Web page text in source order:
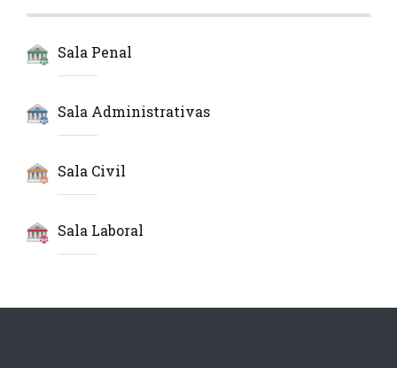
Sala Penal
Sala Administrativas
Sala Civil
Sala Laboral